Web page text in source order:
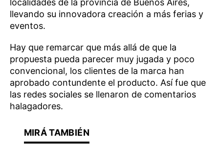
localidades de la provincia de Buenos Aires,
llevando su innovadora creación a más ferias y
eventos.
Hay que remarcar que más allá de que la
propuesta pueda parecer muy jugada y poco
convencional, los clientes de la marca han
aprobado contundente el producto. Así fue que
las redes sociales se llenaron de comentarios
halagadores.